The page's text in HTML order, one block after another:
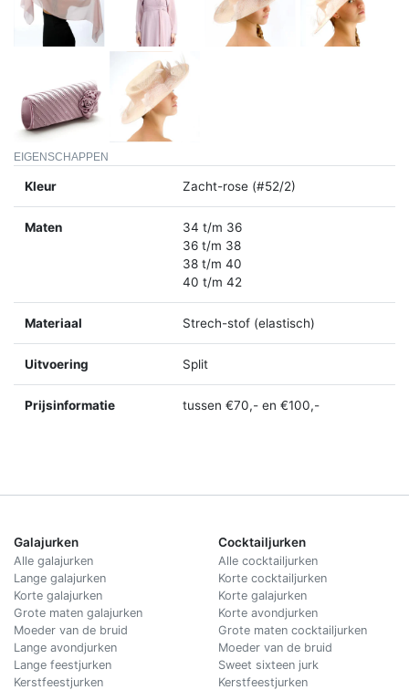
EIGENSCHAPPEN
Kleur Zacht-rose (#52/2)
Maten
34 t/m 36
36 t/m 38
38 t/m 40
40 t/m 42
Materiaal Strech-stof (elastisch)
Uitvoering Split
Prijsinformatie tussen €70,- en €100,-
Galajurken
Alle galajurken
Lange galajurken
Korte galajurken
Grote maten galajurken
Moeder van de bruid
Lange avondjurken
Lange feestjurken
Kerstfeestjurken
Cocktailjurken
Alle cocktailjurken
Korte cocktailjurken
Korte galajurken
Korte avondjurken
Grote maten cocktailjurken
Moeder van de bruid
Sweet sixteen jurk
Kerstfeestjurken